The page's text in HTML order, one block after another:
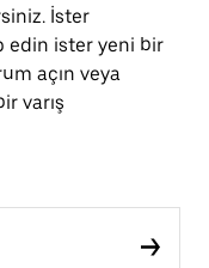
İster
edin ister yeni bir
açın veya
varış